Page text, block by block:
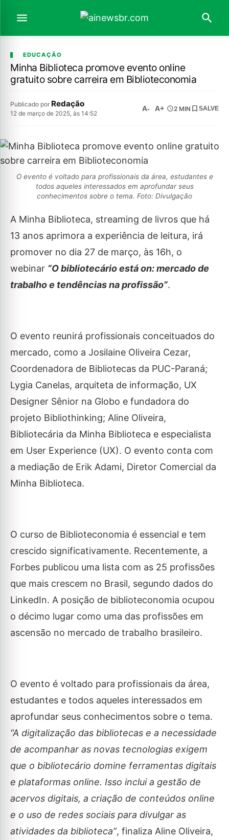
EDUCAÇÃO
Minha Biblioteca promove evento online
gratuito sobre carreira em Biblioteconomia
Publicado por Redação
12 de março de 2025, às 14:52
A- A+ 2 MIN SALVE
O evento é voltado para profissionais da área, estudantes e
todos aqueles interessados em aprofundar seus
conhecimentos sobre o tema. Foto: Divulgação
A Minha Biblioteca, streaming de livros que há
13 anos aprimora a experiência de leitura, irá
promover no dia 27 de março, às 16h, o
webinar “O bibliotecário está on: mercado de
trabalho e tendências na profissão”.
O evento reunirá profissionais conceituados do
mercado, como a Josilaine Oliveira Cezar,
Coordenadora de Bibliotecas da PUC-Paraná;
Lygia Canelas, arquiteta de informação, UX
Designer Sênior na Globo e fundadora do
projeto Bibliothinking; Aline Oliveira,
Bibliotecária da Minha Biblioteca e especialista
em User Experience (UX). O evento conta com
a mediação de Erik Adami, Diretor Comercial da
Minha Biblioteca.
O curso de Biblioteconomia é essencial e tem
crescido significativamente. Recentemente, a
Forbes publicou uma lista com as 25 profissões
que mais crescem no Brasil, segundo dados do
LinkedIn. A posição de biblioteconomia ocupou
o décimo lugar como uma das profissões em
ascensão no mercado de trabalho brasileiro.
O evento é voltado para profissionais da área,
estudantes e todos aqueles interessados em
aprofundar seus conhecimentos sobre o tema.
“A digitalização das bibliotecas e a necessidade
de acompanhar as novas tecnologias exigem
que o bibliotecário domine ferramentas digitais
e plataformas online. Isso inclui a gestão de
acervos digitais, a criação de conteúdos online
e o uso de redes sociais para divulgar as
atividades da biblioteca”, finaliza Aline Oliveira,